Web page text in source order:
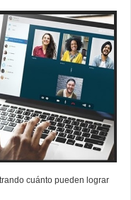
cuánto pueden lograr